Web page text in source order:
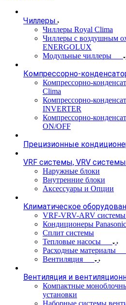
Чиллеры
Чиллеры Royal Clima
Чиллеры с воздушным
ENERGOLUX
Модульные чиллеры
Компрессорно-
Компрессорно-
Clima
Компрессорно-
INVERTER
Компрессорно-
ON/OFF
Прецизионные
VRF системы, VRV системы
Наружные блоки
Внутренние блоки
Аксессуары и Опции
Климатическое
VRF-VRV-ARV системы
Кондиционеры Panasonic
Сплит системы
Тепловые насосы
Расходные материалы
Вентиляция
Вентиляция и
Компактные
установки